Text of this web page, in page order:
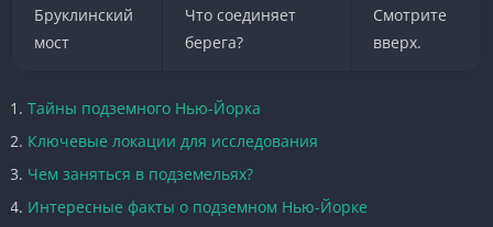
Бруклинский
мост
Что соединяет
берега?
Смотрите
вверх.
Тайны подземного Нью-Йорка
Ключевые локации для исследования
Чем заняться в подземельях?
Интересные факты о подземном Нью-Йорке